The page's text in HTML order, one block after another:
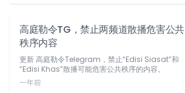
高庭勒令TG，禁止两频道散播危害公共
秩序内容
更新 高庭勒令Telegram，禁止“Edisi Siasat”和
“Edisi Khas”散播可能危害公共秩序的内容。
一年前